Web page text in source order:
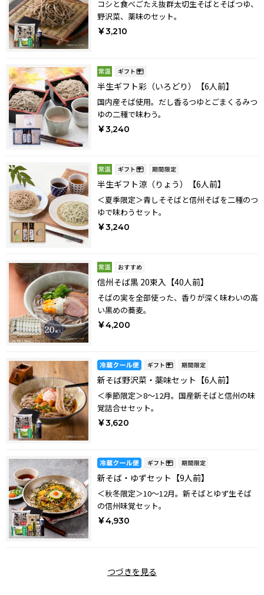
コシと食べごたえ抜群太切生そばとそばつゆ、
野沢菜、薬味のセット。
￥3,210
半生ギフト彩（いろどり）【6人前】
国内産そば使用。だし香るつゆとごまくるみつ
ゆの二種で味わう。
￥3,240
半生ギフト涼（りょう）【6人前】
＜夏季限定＞青しそそばと信州そばを二種のつ
ゆで味わうセット。
￥3,240
信州そば黒 20束入【40人前】
そばの実を全部使った、香りが深く味わいの高
い黒めの蕎麦。
￥4,200
新そば野沢菜・薬味セット【6人前】
＜季節限定＞8～12月。国産新そばと信州の味
覚詰合せセット。
￥3,620
新そば・ゆずセット【9人前】
＜秋冬限定＞10～12月。新そばとゆず生そば
の信州味覚セット。
￥4,930
つづきを見る